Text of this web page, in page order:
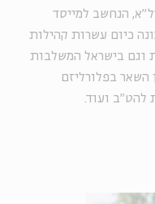
שחטר-שלומי, בן 88 יבדל"א, הנחשב למייסד
כיום עשרות קהילות
וגם בישראל המשלבות
השאר בפלורליזם
להט"ב ועוד.